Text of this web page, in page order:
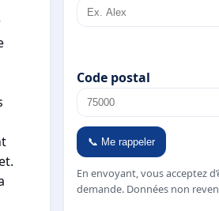
Code postal
📞 Me rappeler
En envoyant, vous acceptez
demande. Données non